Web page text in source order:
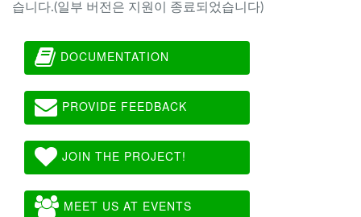
습니다.(일부 버전은 지원이 종료되었습니다)
DOCUMENTATION
PROVIDE FEEDBACK
JOIN THE PROJECT!
MEET US AT EVENTS